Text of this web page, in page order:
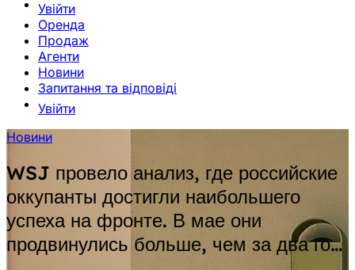
Увійти
Оренда
Продаж
Агенти
Новини
Запитання та відповіді
Увійти
Новини
WSJ провело анализ, где российские
оккупанты достигли наибольшего
успеха на фронте. В мае они
продвинулись больше, чем за два го…